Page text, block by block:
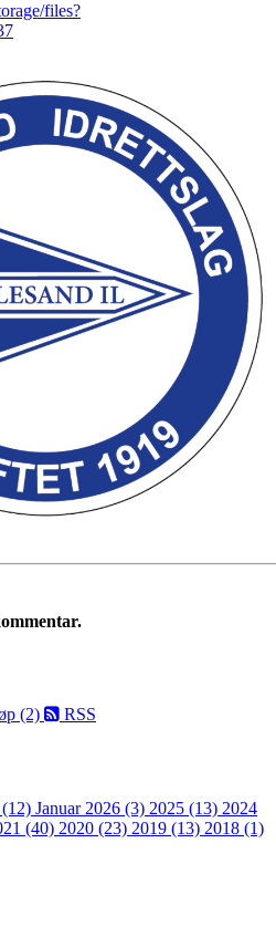
files?
(2) RSS
Januar 2026 (3) 2025 (13) 2024
(40) 2020 (23) 2019 (13) 2018 (1)